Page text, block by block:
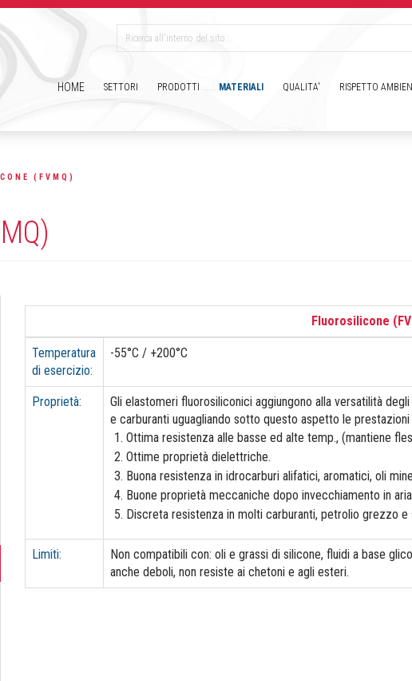
HOME SETTORI PRODOTTI MATERIALI QUALITA' RISPETTO
(FVMQ)
Fluorosilicone
Temperatura
di esercizio:
-55°C / +200°C
Proprietà:
Gli elastomeri fluorosiliconici aggiungono alla versatilità
e carburanti uguagliando sotto questo aspetto le
Ottima resistenza alle basse ed alte temp., (mantiene
Ottime proprietà dielettriche.
Buona resistenza in idrocarburi alifatici, aromatici, oli
Buone proprietà meccaniche dopo invecchiamento in
Discreta resistenza in molti carburanti, petrolio grezzo e
Limiti:
Non compatibili con: oli e grassi di silicone, fluidi a base
anche deboli, non resiste ai chetoni e agli esteri.